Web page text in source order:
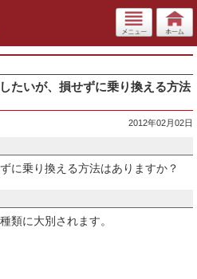
たいが、損せずに乗り換える方法
2012年02月02日
に乗り換える方法はありますか？
類に大別されます。